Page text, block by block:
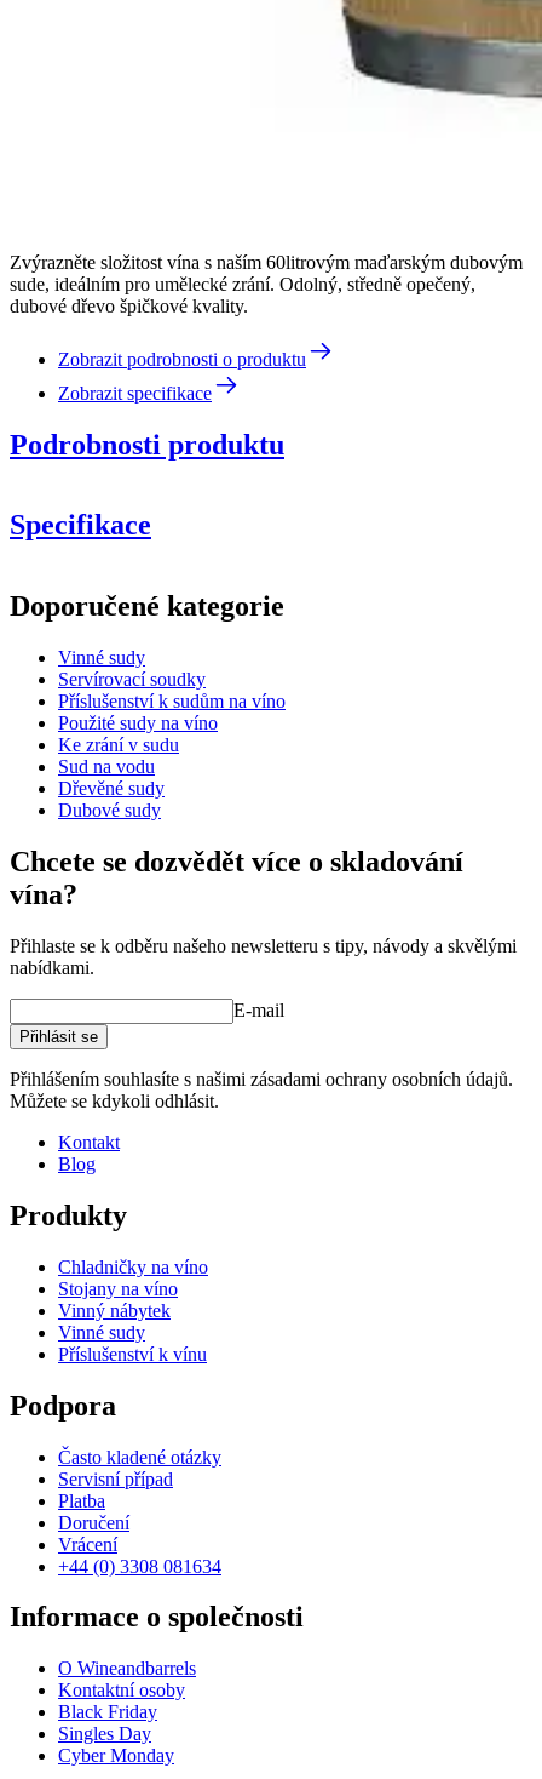
Zvýrazněte složitost vína s naším 60litrovým maďarským dubovým
sude, ideálním pro umělecké zrání. Odolný, středně opečený,
dubové dřevo špičkové kvality.
Zobrazit podrobnosti o produktu
Zobrazit specifikace
Podrobnosti produktu
Specifikace
Číslo produktuWOB-HM60-L
Rozměry (ŠxVxH cm)
Hmotnost (kg) 16
Doporučené kategorie
Vinné sudy
Servírovací soudky
Příslušenství k sudům na víno
Použité sudy na víno
Ke zrání v sudu
Sud na vodu
Dřevěné sudy
Dubové sudy
Chcete se dozvědět více o skladování
vína?
Přihlaste se k odběru našeho newsletteru s tipy, návody a skvělými
nabídkami.
E-mail
Přihlásit se
Přihlášením souhlasíte s našimi zásadami ochrany osobních údajů.
Můžete se kdykoli odhlásit.
Kontakt
Blog
Produkty
Chladničky na víno
Stojany na víno
Vinný nábytek
Vinné sudy
Příslušenství k vínu
Podpora
Často kladené otázky
Servisní případ
Platba
Doručení
Vrácení
+44 (0) 3308 081634
Informace o společnosti
O Wineandbarrels
Kontaktní osoby
Black Friday
Singles Day
Cyber Monday